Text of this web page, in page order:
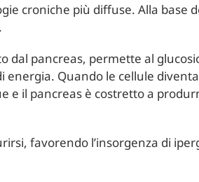
croniche più diffuse. Alla base
dal pancreas, permette al
Quando le cellule
e il pancreas è costretto a
favorendo l’insorgenza di